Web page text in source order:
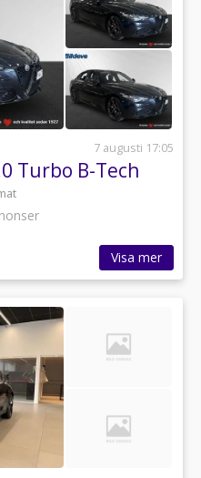
7 augusti 17:05
Turbo B-Tech
Visa mer